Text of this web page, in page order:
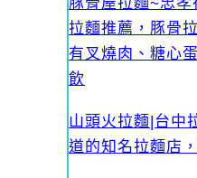
拉麵推薦，豚骨
有叉燒肉、糖心
飲
山頭火拉麵|台中
道的知名拉麵店